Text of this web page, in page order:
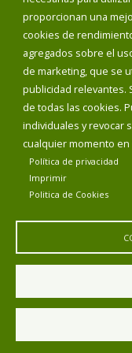
proporcionan una
cookies de
agregados sobre el
de marketing, que se
publicidad relevantes.
de todas las cookies.
individuales y revocar
cualquier momento
Política de privacidad
Imprimir
Politica de Cookies